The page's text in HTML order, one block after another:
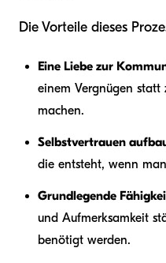
Die Vorteile dieses
Eine Liebe zur
einem Vergnügen
machen.
Selbstvertrauen
die entsteht, wenn
Grundlegende
und Aufmerksamkeit
benötigt werden.